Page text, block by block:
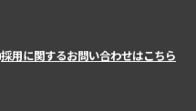
採用に関するお問い合わせはこちら